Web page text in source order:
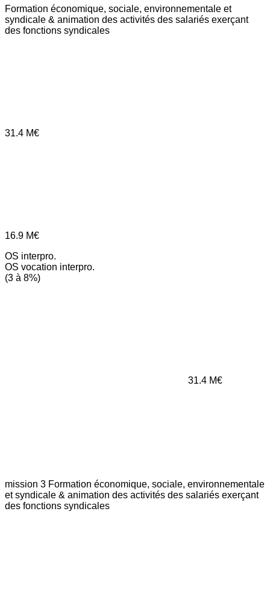
Formation économique, sociale, environnementale et
syndicale & animation des activités des salariés exerçant
des fonctions syndicales
31.4 M€
16.9 M€
OS interpro.
OS vocation interpro.
(3 à 8%)
31.4 M€
mission 3 Formation économique, sociale, environnementale
et syndicale & animation des activités des salariés exerçant
des fonctions syndicales